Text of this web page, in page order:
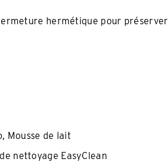
hermétique pour préserver
Mousse de lait
nettoyage EasyClean